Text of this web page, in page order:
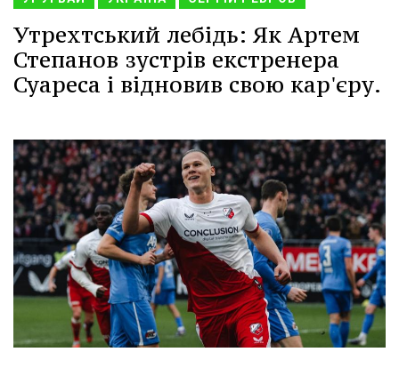
Утрехтський лебідь: Як Артем
Степанов зустрів екстренера
Суареса і відновив свою кар'єру.